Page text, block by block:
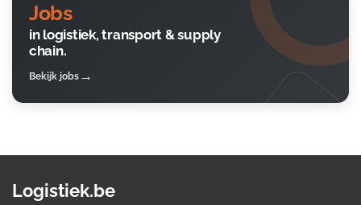
Jobs
in logistiek, transport & supply
chain.
Bekijk jobs
Logistiek.be